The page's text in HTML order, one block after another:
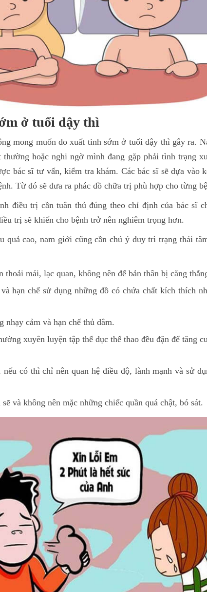
ở tuổi dậy thì
mong muốn do xuất tinh sớm ở tuổi dậy thì gây ra.
hoặc nghi ngờ mình đang gặp phải tình trạng
bác sĩ tư vấn, kiểm tra khám. Các bác sĩ sẽ dựa vào
Từ đó sẽ đưa ra phác đồ chữa trị phù hợp cho từng
điều trị cần tuân thủ đúng theo chỉ định của bác sĩ
trị sẽ khiến cho bệnh trở nên nghiêm trọng hơn.
quả cao, nam giới cũng cần chú ý duy trì trạng thái
mái, lạc quan, không nên để bản thân bị căng
hạn chế sử dụng những đồ có chứa chất kích thích
nhạy cảm và hạn chế thủ dâm.
xuyên luyện tập thể dục thể thao đều đặn để tăng
có thì chỉ nên quan hệ điều độ, lành mạnh và sử
và không nên mặc những chiếc quần quá chật, bó sát.